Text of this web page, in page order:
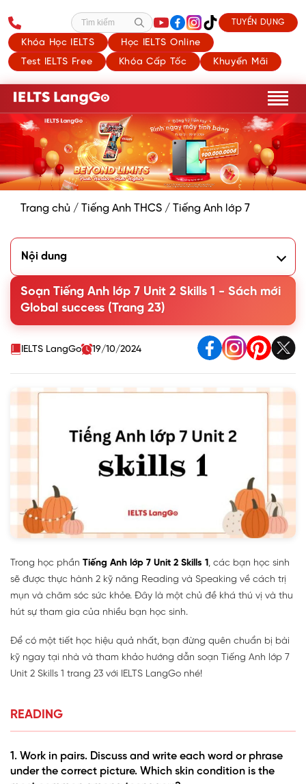
Khóa Học IELTS
Học IELTS Online
Test IELTS Free
Khóa Cấp Tốc Khuyến Mãi
Tìm kiếm TUYỂN DỤNG
Trang chủ / Tiếng Anh THCS / Tiếng Anh lớp 7
Nội dung
1. Work in pairs. Discuss and write each word or phrase
under the correct picture. Which skin condition is the
2. Read the passage and match the beginnings in A
with the endings in B.
3. Read the passage again and choose the correct
SPEAKING
Soạn Tiếng Anh lớp 7 Unit 2 Skills 1 - Sách mới
Global success (Trang 23)
IELTS LangGo 19/10/2024
Trong học phần Tiếng Anh lớp 7 Unit 2 Skills 1 , các bạn học sinh
sẽ được thực hành 2 kỹ năng Reading và Speaking về cách trị
mụn và chăm sóc sức khỏe. Đây là một chủ đề khá thú vị và thu
hút sự tham gia của nhiều bạn học sinh.
Để có một tiết học hiệu quả nhất, bạn đừng quên chuẩn bị bài
kỹ ngay tại nhà và tham khảo hướng dẫn soạn Tiếng Anh lớp 7
Unit 2 Skills 1 trang 23 với IELTS LangGo nhé!
READING
1. Work in pairs. Discuss and write each word or phrase
under the correct picture. Which skin condition is the